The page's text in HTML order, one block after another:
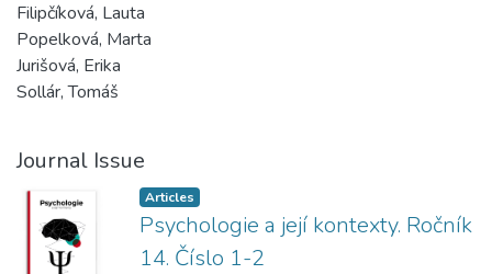
Filipčíková, Lauta
Popelková, Marta
Jurišová, Erika
Sollár, Tomáš
Journal Issue
Articles
Psychologie a její kontexty. Ročník
14. Číslo 1-2